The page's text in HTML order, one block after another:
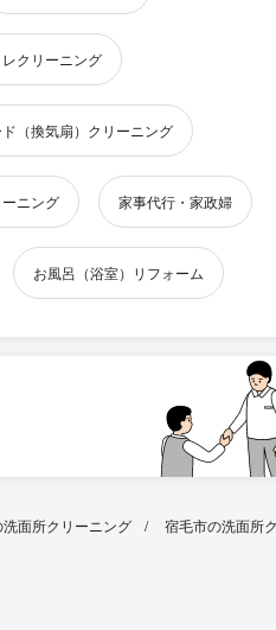
レクリーニング
（換気扇）クリーニング
ニング 家事代行・家政婦
お風呂（浴室）リフォーム
面所クリーニング
宿毛市の洗面所